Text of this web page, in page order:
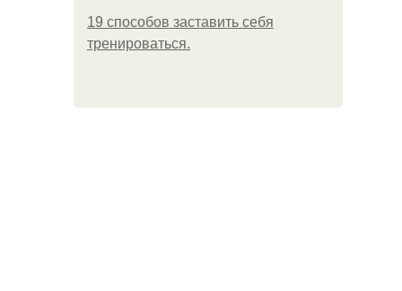
19 способов заставить себя
тренироваться.